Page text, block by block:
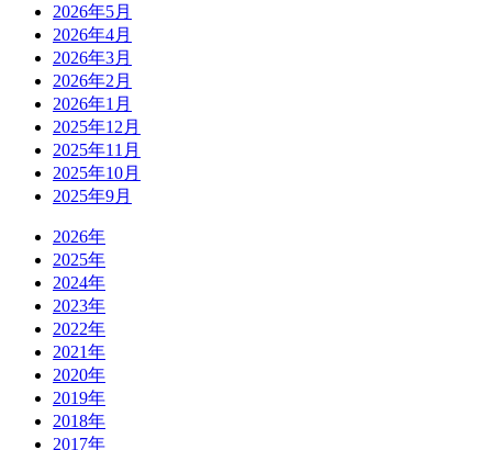
2026年5月
2026年4月
2026年3月
2026年2月
2026年1月
2025年12月
2025年11月
2025年10月
2025年9月
2026年
2025年
2024年
2023年
2022年
2021年
2020年
2019年
2018年
2017年